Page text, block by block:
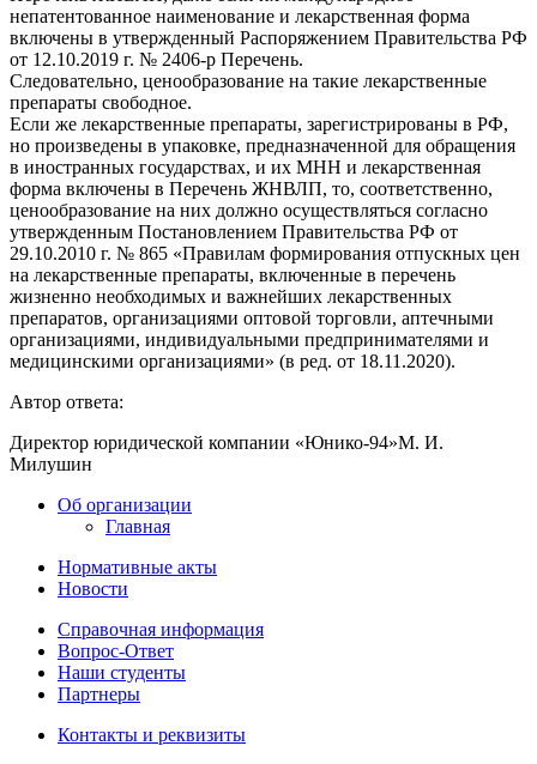
непатентованное наименование и лекарственная форма
включены в утвержденный Распоряжением Правительства РФ
от 12.10.2019 г. № 2406-р Перечень.
Следовательно, ценообразование на такие лекарственные
препараты свободное.
Если же лекарственные препараты, зарегистрированы в РФ,
но произведены в упаковке, предназначенной для обращения
в иностранных государствах, и их МНН и лекарственная
форма включены в Перечень ЖНВЛП, то, соответственно,
ценообразование на них должно осуществляться согласно
утвержденным Постановлением Правительства РФ от
29.10.2010 г. № 865 «Правилам формирования отпускных цен
на лекарственные препараты, включенные в перечень
жизненно необходимых и важнейших лекарственных
препаратов, организациями оптовой торговли, аптечными
организациями, индивидуальными предпринимателями и
медицинскими организациями» (в ред. от 18.11.2020).
Автор ответа:
Директор юридической компании «Юнико-94»М. И.
Милушин
Об организации
Главная
Нормативные акты
Новости
Справочная информация
Вопрос-Ответ
Наши студенты
Партнеры
Контакты и реквизиты